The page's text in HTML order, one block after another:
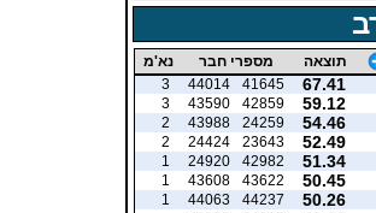
תוצאה מספרי חבר נא'מ
67.41
41645
44014
3
59.12
42859
43590
3
54.46
24259
43988
2
52.49
23643
24424
2
51.34
42982
24920
1
50.45
43622
43608
1
50.26
44237
44063
1